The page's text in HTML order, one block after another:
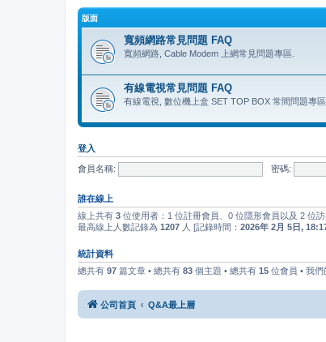
版面
寬頻網路常見問題 FAQ
寬頻網路, Cable Modem 上網常見問題專區.
有線電視常見問題 FAQ
有線電視, 數位機上盒 SET TOP BOX 常間問題專區.
登入
會員名稱: 密碼:
誰在線上
線上共有 3 位使用者：1 位註冊會員、0 位隱形會員以及 2 位
最高線上人數記錄為 1207 人 [記錄時間： 2026年 2月 5日,
統計資料
總共有 97 篇文章 • 總共有 83 個主題 • 總共有 15 位會員 • 我們
公司首頁 Q&A最上層